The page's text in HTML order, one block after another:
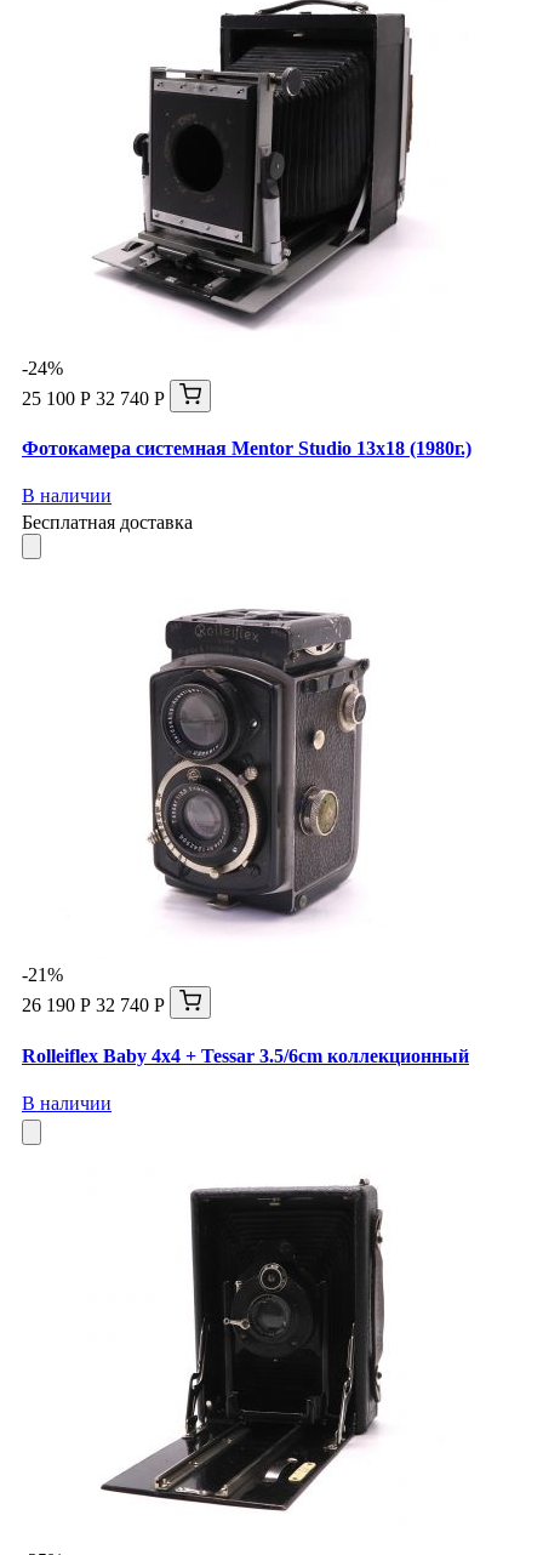
-24%
25 100 Р 32 740 Р
Фотокамера системная Mentor Studio 13x18 (1980г.)
В наличии
Бесплатная доставка
-21%
26 190 Р 32 740 Р
Rolleiflex Baby 4x4 + Tessar 3.5/6cm коллекционный
В наличии